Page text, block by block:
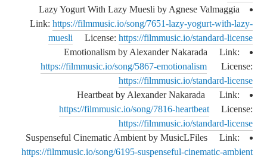
Lazy Yogurt With Lazy Muesli by Agnese Valmaggia
Link: https://filmmusic.io/song/7651-lazy-yogurt-with-lazy-
muesli License: https://filmmusic.io/standard-license
Emotionalism by Alexander Nakarada Link:
https://filmmusic.io/song/5867-emotionalism License:
https://filmmusic.io/standard-license
Heartbeat by Alexander Nakarada Link:
https://filmmusic.io/song/7816-heartbeatLicense:
https://filmmusic.io/standard-license
Suspenseful Cinematic Ambient by MusicLFiles Link:
https://filmmusic.io/song/6195-suspenseful-cinematic-ambient